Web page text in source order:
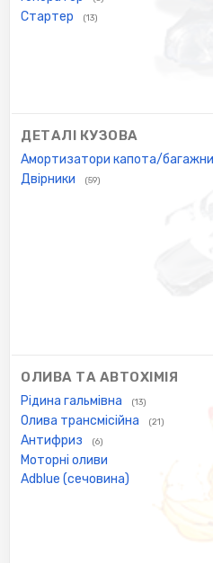
Стартер (13)
ДЕТАЛІ КУЗОВА
Амортизатори капота/
Двірники (59)
ОЛИВА ТА АВТОХІМІЯ
Рідина гальмівна (13)
Олива трансмісійна (21)
Антифриз (6)
Моторні оливи
Adblue (сечовина)